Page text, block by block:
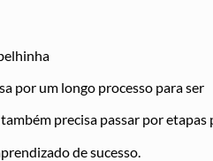
por um longo processo para ser
precisa passar por etapas
de sucesso.